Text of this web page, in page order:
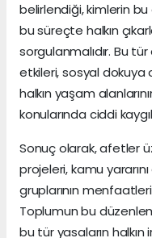
belirlendiği, kimlerin
bu süreçte halkın
sorgulanmalıdır. Bu
etkileri, sosyal dokuya
halkın yaşam
konularında ciddi
Sonuç olarak, afetler
projeleri, kamu
gruplarının
Toplumun bu
bu tür yasaların